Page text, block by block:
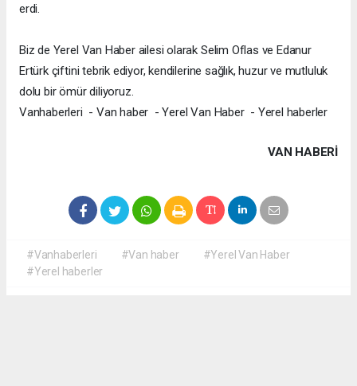
erdi.
Biz de Yerel Van Haber ailesi olarak Selim Oflas ve Edanur
Ertürk çiftini tebrik ediyor, kendilerine sağlık, huzur ve mutluluk
dolu bir ömür diliyoruz.
Vanhaberleri - Van haber - Yerel Van Haber - Yerel haberler
VAN HABERİ
#Vanhaberleri #Van haber
#Yerel Van Haber
#Yerel haberler